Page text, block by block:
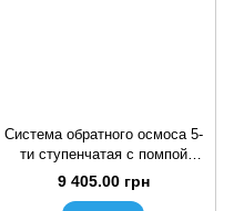
Система обратного осмоса 5-
ти ступенчатая с помпой
Universal UNI-5 PUMP
9 405.00 грн